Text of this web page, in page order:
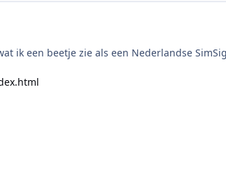
ik een beetje zie als een Nederlandse